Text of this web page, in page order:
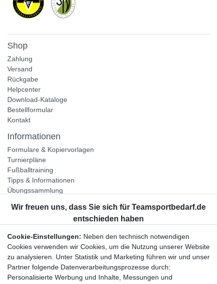
Shop
Zahlung
Versand
Rückgabe
Helpcenter
Download-Kataloge
Bestellformular
Kontakt
Informationen
Formulare & Kopiervorlagen
Turnierpläne
Fußballtraining
Tipps & Informationen
Übungssammlung
Unternehmen
Widerrufsrecht
Bestellung widerrufen
Datenschutzerklärung
Cookie-Einstellungen: Neben den technisch notwendigen
Cookies verwenden wir Cookies, um die Nutzung unserer Website
zu analysieren. Unter Statistik und Marketing führen wir und unser
Partner folgende Datenverarbeitungsprozesse durch:
Personalisierte Werbung und Inhalte, Messungen und